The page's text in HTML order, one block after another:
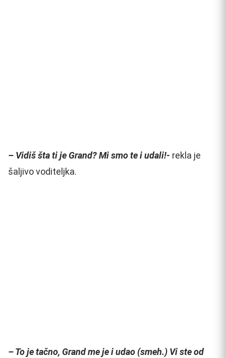
– Vidiš šta ti je Grand? Mi smo te i udali!- rekla je
šaljivo voditeljka.
– To je tačno, Grand me je i udao (smeh.) Vi ste od